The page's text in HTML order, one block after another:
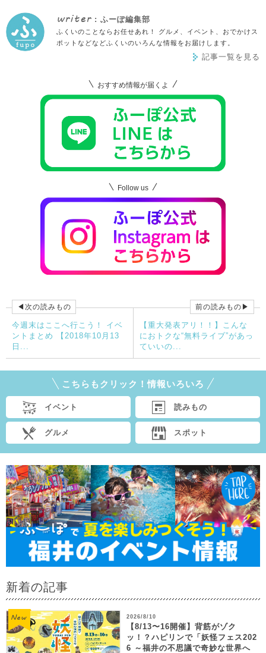
writer : ふーぽ編集部
ふくいのことならお任せあれ！ グルメ、イベント、おでかけス
ポットなどなどふくいのいろんな情報をお届けします。
記事一覧を見る
おすすめ情報が届くよ
Follow us
◀次の読みもの
今週末はここへ行こう！ イベ
ントまとめ 【2018年10月13
日...
前の読みもの▶
【重大発表アリ！！】こんな
におトクな“無料ライブ”があっ
ていいの...
こちらもクリック！情報いろいろ
イベント 読みもの
グルメ スポット
新着の記事
2026/8/10
【8/13〜16開催】背筋がゾク
ッ！？ハピリンで「妖怪フェス202
6 ～福井の不思議で奇妙な世界へ